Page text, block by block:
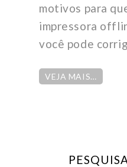
motivos para
impressora
você pode
VEJA MAIS…